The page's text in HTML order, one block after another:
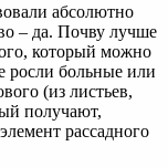
абсолютно
– да. Почву лучше
который можно
росли больные или
(из листьев,
получают,
рассадного